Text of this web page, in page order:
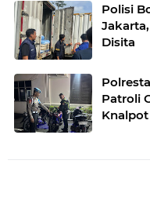
Polisi
Disita
Patroli